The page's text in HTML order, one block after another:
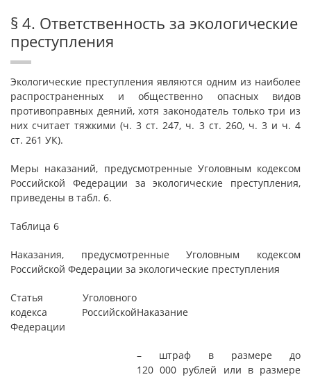
§ 4. Ответственность за экологические
преступления
Экологические преступления являются одним из наиболее
распространенных и общественно опасных видов
противоправных деяний, хотя законодатель только три из
них считает тяжкими (ч. 3 ст. 247, ч. 3 ст. 260, ч. 3 и ч. 4
ст. 261 УК).
Меры наказаний, предусмотренные Уголовным кодексом
Российской Федерации за экологические преступления,
приведены в табл. 6.
Таблица 6
Наказания, предусмотренные Уголовным кодексом
Российской Федерации за экологические преступления
Статья Уголовного
кодекса Российской
Федерации
Наказание
– штраф в размере до
120 000 рублей или в размере